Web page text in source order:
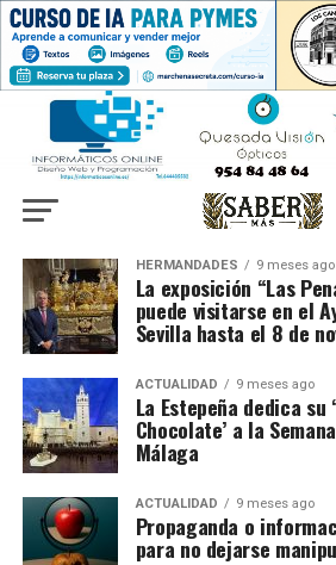
HERMANDADES 9 meses ago
La exposición “Las
puede visitarse en el
Sevilla hasta el 8 de
ACTUALIDAD 9 meses ago
La Estepeña dedica su
Chocolate’ a la
Málaga
ACTUALIDAD 9 meses ago
Propaganda o
para no dejarse